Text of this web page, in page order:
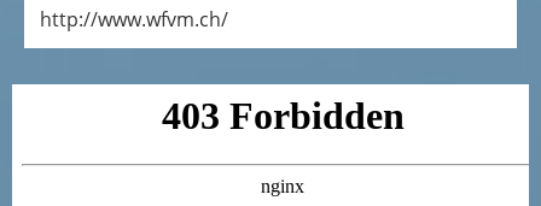
http://www.wfvm.ch/